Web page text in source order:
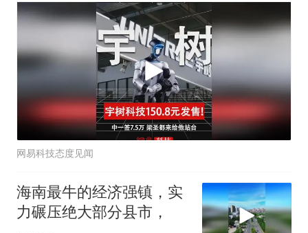
网易科技态度见闻
海南最牛的经济强镇，实
力碾压绝大部分县市，